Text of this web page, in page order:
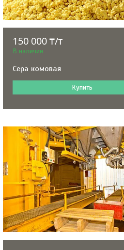
150 000 ₸/т
В наличии
Сера комовая
Купить